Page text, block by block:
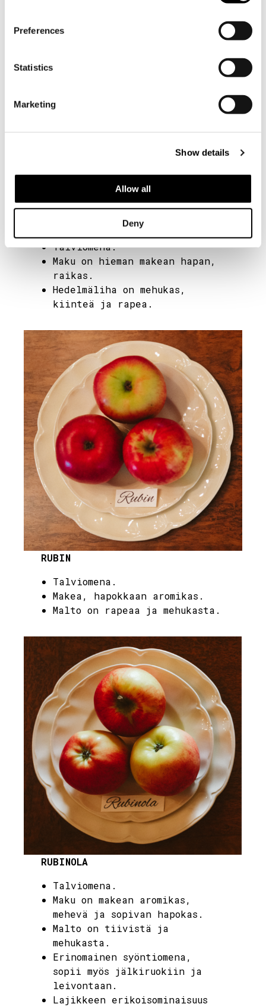
Preferences
Statistics
Marketing
Show details
Allow all
Deny
Talviomena.
Maku on hieman makean hapan,
raikas.
Hedelmäliha on mehukas,
kiinteä ja rapea.
RUBIN
Talviomena.
Makea, hapokkaan aromikas.
Malto on rapeaa ja mehukasta.
RUBINOLA
Talviomena.
Maku on makean aromikas,
mehevä ja sopivan hapokas.
Malto on tiivistä ja
mehukasta.
Erinomainen syöntiomena,
sopii myös jälkiruokiin ja
leivontaan.
Lajikkeen erikoisominaisuus